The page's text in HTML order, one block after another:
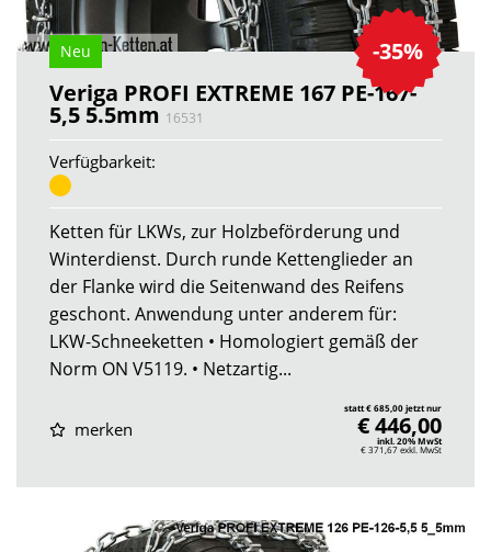
-35%
Neu
Veriga PROFI EXTREME 167 PE-167-
5,5 5.5mm 16531
Verfügbarkeit:
Ketten für LKWs, zur Holzbeförderung und
Winterdienst. Durch runde Kettenglieder an
der Flanke wird die Seitenwand des Reifens
geschont. Anwendung unter anderem für:
LKW-Schneeketten • Homologiert gemäß der
Norm ON V5119. • Netzartig...
merken
statt € 685,00 jetzt nur
€ 446,00
inkl. 20% MwSt
€ 371,67exkl. MwSt